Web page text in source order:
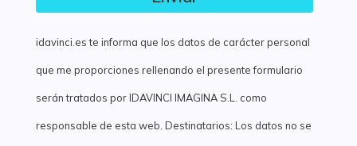
idavinci.es te informa que los datos de carácter personal
que me proporciones rellenando el presente formulario
serán tratados por IDAVINCI IMAGINA S.L. como
responsable de esta web. Destinatarios: Los datos no se